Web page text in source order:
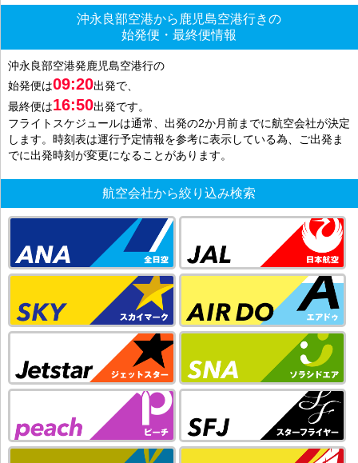
沖永良部空港から鹿児島空港行きの
始発便・最終便情報
沖永良部空港発鹿児島空港行の
始発便は09:20出発で、
最終便は16:50出発です。
フライトスケジュールは通常、出発の2か月前までに航空会社が決定
します。時刻表は運行予定情報を参考に表示している為、ご出発ま
でに出発時刻が変更になることがあります。
航空会社から絞り込み検索